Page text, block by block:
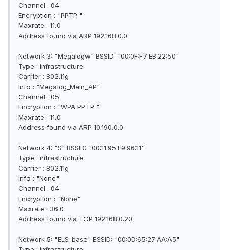
Channel : 04
Encryption : "PPTP "
Maxrate : 11.0
Address found via ARP 192.168.0.0
Network 3: "Megalogw" BSSID: "00:0F:F7:EB:22:50"
Type : infrastructure
Carrier : 802.11g
Info : "Megalog_Main_AP"
Channel : 05
Encryption : "WPA PPTP "
Maxrate : 11.0
Address found via ARP 10.190.0.0
Network 4: "S" BSSID: "00:11:95:E9:96:11"
Type : infrastructure
Carrier : 802.11g
Info : "None"
Channel : 04
Encryption : "None"
Maxrate : 36.0
Address found via TCP 192.168.0.20
Network 5: "ELS_base" BSSID: "00:0D:65:27:AA:A5"